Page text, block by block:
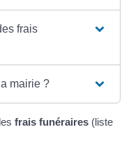
frais
mairie ?
frais funéraires (liste